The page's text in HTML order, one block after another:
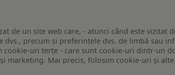
de un site web care, - atunci când este
precum și preferințele dvs. de limbă sau
cookie-uri terțe - care sunt cookie-uri dintr-un
marketing. Mai precis, folosim cookie-uri și